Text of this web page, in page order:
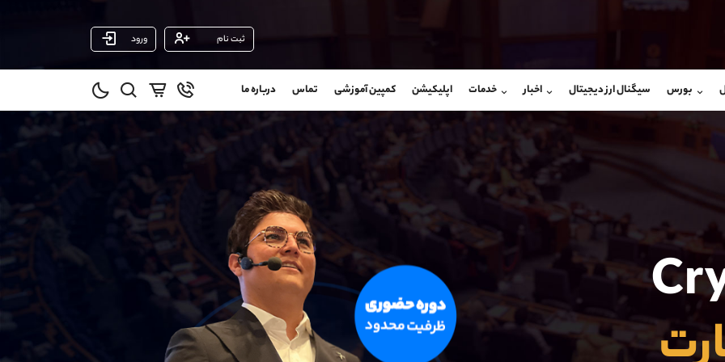
ثبت نام ورود
بورس سیگنال ارز دیجیتال اخبار خدمات اپلیکیشن کمپین آموزشی تماس درباره ما
118
شروع گفتگو
@Armteam_admin_104
(ایمان پوراسماعیلی)
09927779040
شروع گفتگو
@Armteam_admin_por
داخلی
021-22021030
021-22021040
90001030
@alireza.mehrabii
@alirezamehrabi_com
@alirezamehrabi_official